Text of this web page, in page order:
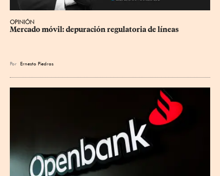
OPINIÓN
Mercado móvil: depuración regulatoria de líneas
Por Ernesto Piedras